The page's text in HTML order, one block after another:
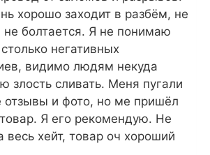
хорошо заходит в разбём, не
болтается. Я не понимаю
негативных
видимо людям некуда
злость сливать. Меня пугали
отзывы и фото, но ме пришёл
Я его рекомендую. Не
весь хейт, товар оч хороший